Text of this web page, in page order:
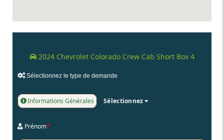
2024 Chevrolet Colorado Crew Cab Short Box 4
Sélectionnez le type de demande
Informations Générales Sélectionnez
Prénom*